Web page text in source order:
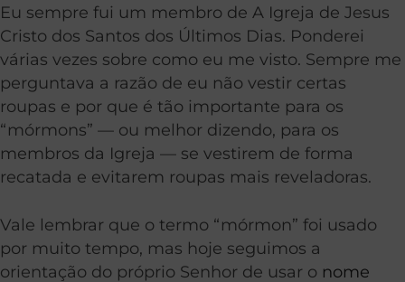
Eu sempre fui um membro de A Igreja de Jesus
Cristo dos Santos dos Últimos Dias. Ponderei
várias vezes sobre como eu me visto. Sempre me
perguntava a razão de eu não vestir certas
roupas e por que é tão importante para os
“mórmons” — ou melhor dizendo, para os
membros da Igreja — se vestirem de forma
recatada e evitarem roupas mais reveladoras.
Vale lembrar que o termo “mórmon” foi usado
por muito tempo, mas hoje seguimos a
orientação do próprio Senhor de usar o nome